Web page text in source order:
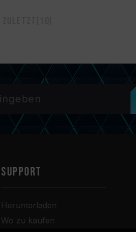
SUPPORT
Herunterladen
Wo zu kaufen